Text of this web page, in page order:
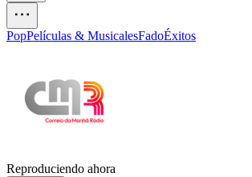
PopPelículas & MusicalesFadoÉxitos
Reproduciendo ahora